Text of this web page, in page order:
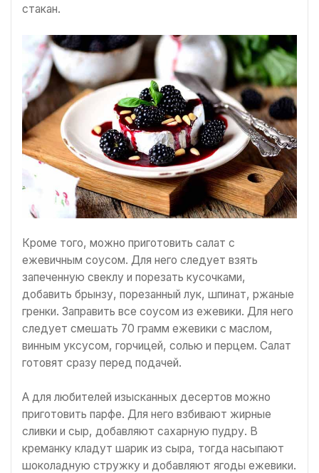
стакан.
Кроме того, можно приготовить салат с
ежевичным соусом. Для него следует взять
запеченную свеклу и порезать кусочками,
добавить брынзу, порезанный лук, шпинат, ржаные
гренки. Заправить все соусом из ежевики. Для него
следует смешать 70 грамм ежевики с маслом,
винным уксусом, горчицей, солью и перцем. Салат
готовят сразу перед подачей.
А для любителей изысканных десертов можно
приготовить парфе. Для него взбивают жирные
сливки и сыр, добавляют сахарную пудру. В
креманку кладут шарик из сыра, тогда насыпают
шоколадную стружку и добавляют ягоды ежевики.